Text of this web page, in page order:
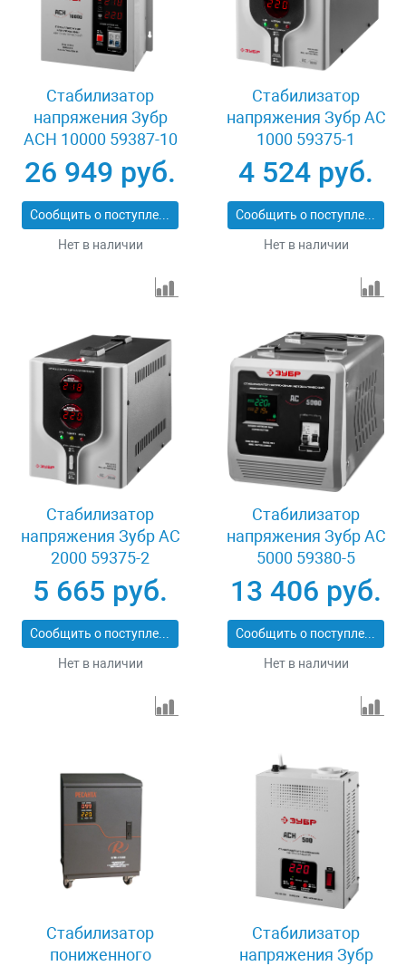
Стабилизатор
напряжения Зубр
АСН 10000 59387-10
26 949 руб.
Сообщить о поступлении
Нет в наличии
Стабилизатор
напряжения Зубр АС
1000 59375-1
4 524 руб.
Сообщить о поступлении
Нет в наличии
Стабилизатор
напряжения Зубр АС
2000 59375-2
5 665 руб.
Сообщить о поступлении
Нет в наличии
Стабилизатор
напряжения Зубр АС
5000 59380-5
13 406 руб.
Сообщить о поступлении
Нет в наличии
Стабилизатор
пониженного
Стабилизатор
напряжения Зубр